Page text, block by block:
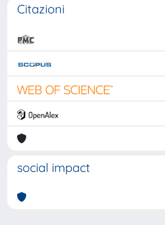
Citazioni
social impact